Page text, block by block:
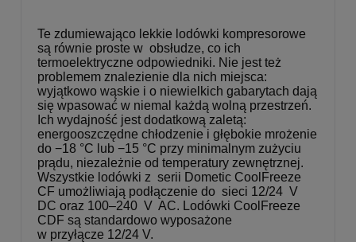
Te zdumiewająco lekkie lodówki kompresorowe
są równie proste w obsłudze, co ich
termoelektryczne odpowiedniki. Nie jest też
problemem znalezienie dla nich miejsca:
wyjątkowo wąskie i o niewielkich gabarytach dają
się wpasować w niemal każdą wolną przestrzeń.
Ich wydajność jest dodatkową zaletą:
energooszczędne chłodzenie i głębokie mrożenie
do −18 °C lub −15 °C przy minimalnym zużyciu
prądu, niezależnie od temperatury zewnętrznej.
Wszystkie lodówki z serii Dometic CoolFreeze
CF umożliwiają podłączenie do sieci 12/24 V
DC oraz 100–240 V AC. Lodówki CoolFreeze
CDF są standardowo wyposażone
w przyłącze 12/24 V.